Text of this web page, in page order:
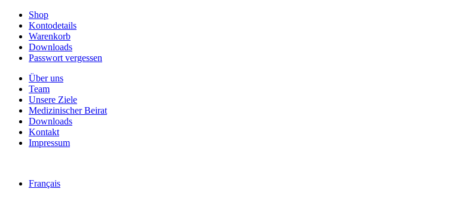
Shop
Kontodetails
Warenkorb
Downloads
Passwort vergessen
Über uns
Team
Unsere Ziele
Medizinischer Beirat
Downloads
Kontakt
Impressum
Français